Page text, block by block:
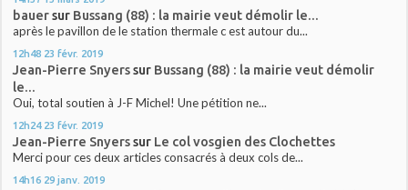
bauersur Bussang (88) : la mairie veut démolir le...
après le pavillon de le station thermale c est autour du...
12h48 23 févr. 2019
Jean-Pierre Snyerssur Bussang (88) : la mairie veut démolir
le...
Oui, total soutien à J-F Michel! Une pétition ne...
12h24 23 févr. 2019
Jean-Pierre Snyerssur Le col vosgien des Clochettes
Merci pour ces deux articles consacrés à deux cols de...
14h16 29 janv. 2019